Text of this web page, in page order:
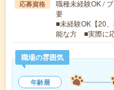
応募資格
職種未経験OK /
要
■未経験OK【20
能な方 ■実際に
職場の雰囲気
年齢層